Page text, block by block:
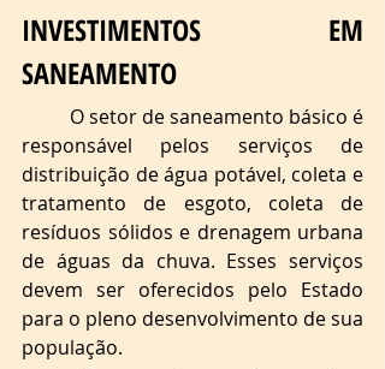
INVESTIMENTOS EM
SANEAMENTO
O setor de saneamento básico é
responsável pelos serviços de
distribuição de água potável, coleta e
tratamento de esgoto, coleta de
resíduos sólidos e drenagem urbana
de águas da chuva. Esses serviços
devem ser oferecidos pelo Estado
para o pleno desenvolvimento de sua
população.